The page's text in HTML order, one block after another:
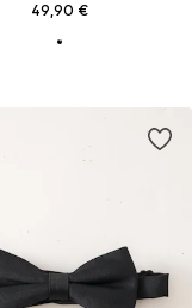
49,90 €